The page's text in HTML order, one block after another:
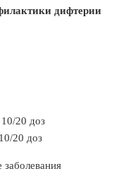
дифтерии
20 доз
20 доз